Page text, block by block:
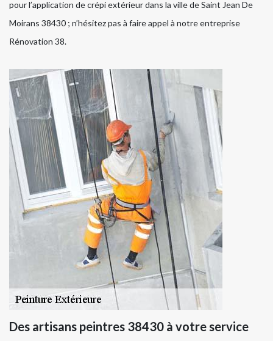
pour l’application de crépi extérieur dans la ville de Saint Jean De
Moirans 38430 ; n’hésitez pas à faire appel à notre entreprise
Rénovation 38.
Des artisans peintres 38430 à votre service